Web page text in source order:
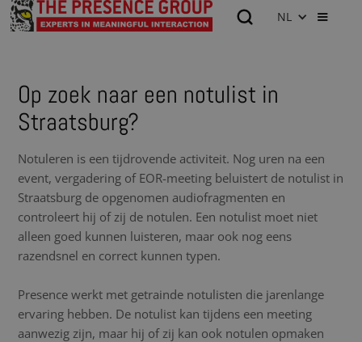
NL
Op zoek naar een notulist in
Straatsburg?
Notuleren is een tijdrovende activiteit. Nog uren na een
event, vergadering of EOR-meeting beluistert de notulist in
Straatsburg de opgenomen audiofragmenten en
controleert hij of zij de notulen. Een notulist moet niet
alleen goed kunnen luisteren, maar ook nog eens
razendsnel en correct kunnen typen.
Presence werkt met getrainde notulisten die jarenlange
ervaring hebben. De notulist kan tijdens een meeting
aanwezig zijn, maar hij of zij kan ook notulen opmaken